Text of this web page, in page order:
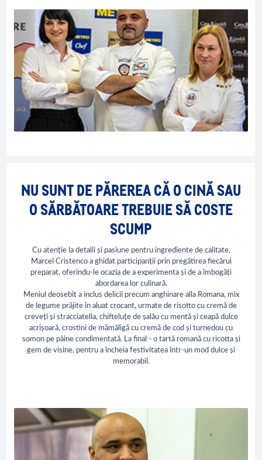
NU SUNT DE PĂREREA CĂ O CINĂ SAU
O SĂRBĂTOARE TREBUIE SĂ COSTE
SCUMP
Cu atenție la detalii și pasiune pentru ingrediente de calitate,
Marcel Cristenco a ghidat participanții prin pregătirea fiecărui
preparat, oferindu-le ocazia de a experimenta și de a îmbogăți
abordarea lor culinară.
Meniul deosebit a inclus delicii precum anghinare alla Romana, mix
de legume prăjite în aluat crocant, urmate de risotto cu cremă de
creveți și stracciatella, chifteluțe de șalău cu mentă și ceapă dulce
acrișoară, crostini de mămăligă cu cremă de cod și turnedou cu
somon pe pâine condimentată. La final - o tartă romană cu ricotta și
gem de visine, pentru a încheia festivitatea într-un mod dulce și
memorabil.